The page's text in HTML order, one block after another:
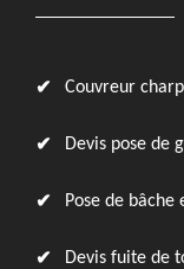
Couvreur
Devis pose de
Pose de
Devis fuite de